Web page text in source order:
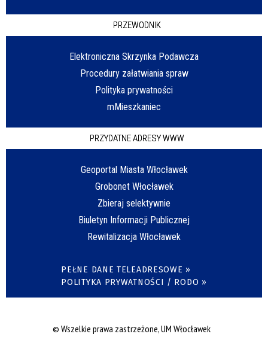
PRZEWODNIK
Elektroniczna Skrzynka Podawcza
Procedury załatwiania spraw
Polityka prywatności
mMieszkaniec
PRZYDATNE ADRESY WWW
Geoportal Miasta Włocławek
Grobonet Włocławek
Zbieraj selektywnie
Biuletyn Informacji Publicznej
Rewitalizacja Włocławek
PEŁNE DANE TELEADRESOWE »
POLITYKA PRYWATNOŚCI / RODO »
© Wszelkie prawa zastrzeżone, UM Włocławek